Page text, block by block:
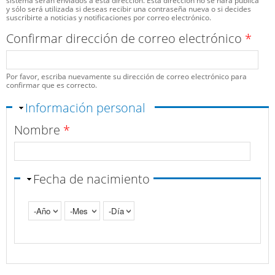
y sólo será utilizada si deseas recibir una contraseña nueva o si decides
suscribirte a noticias y notificaciones por correo electrónico.
Confirmar dirección de correo electrónico *
Por favor, escriba nuevamente su dirección de correo electrónico para
confirmar que es correcto.
Ocultar
Información personal
Nombre *
Fecha de nacimiento
Año
Mes Día